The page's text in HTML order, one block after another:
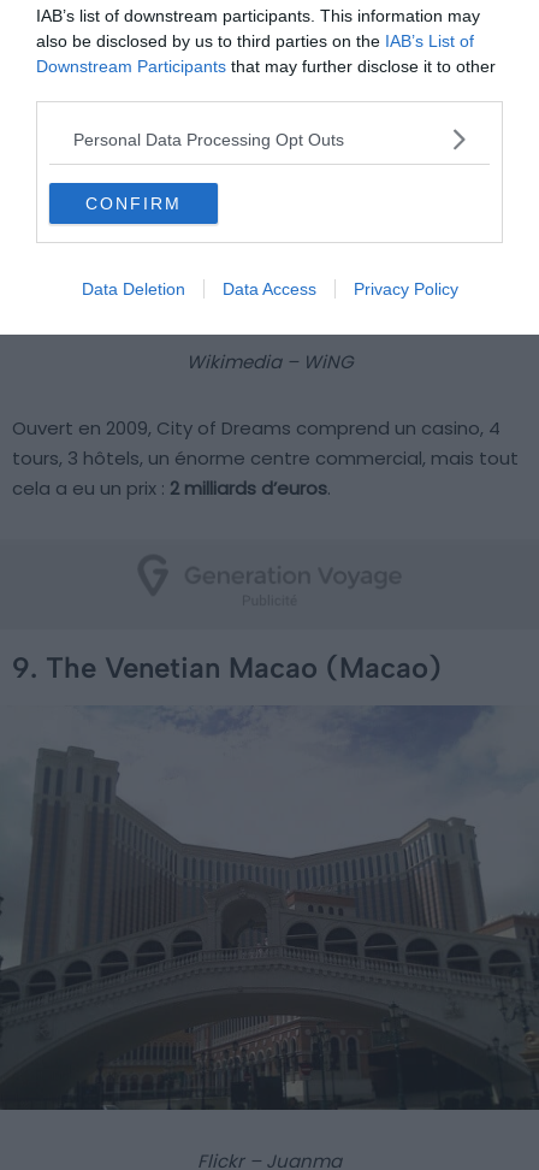
IAB’s list of downstream participants. This information may
also be disclosed by us to third parties on the IAB’s List of
Downstream Participants that may further disclose it to other
Personal Data Processing Opt Outs
CONFIRM
Data Deletion Data Access Privacy Policy
Wikimedia – WiNG
Ouvert en 2009, City of Dreams comprend un casino, 4
tours, 3 hôtels, un énorme centre commercial, mais tout
cela a eu un prix : 2 milliards d’euros.
9. The Venetian Macao (Macao)
Flickr – Juanma